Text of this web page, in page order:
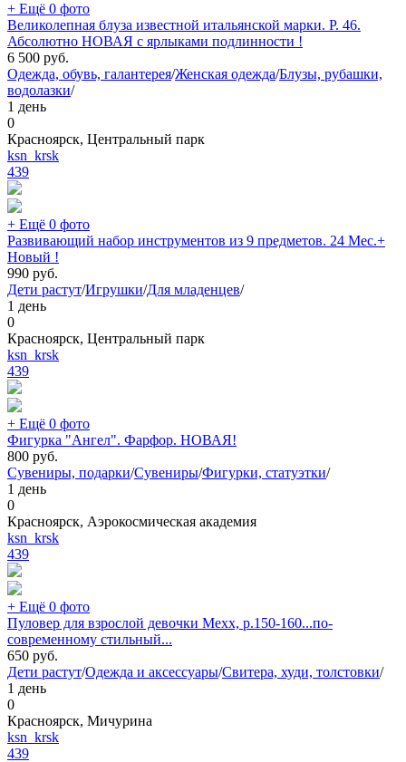
+ Ещё 0 фото
Великолепная блуза известной итальянской марки. Р. 46.
Абсолютно НОВАЯ с ярлыками подлинности !
6 500 руб.
Одежда, обувь, галантерея/Женская одежда/Блузы, рубашки,
водолазки/
1 день
0
Красноярск, Центральный парк
ksn_krsk
439
+ Ещё 0 фото
Развивающий набор инструментов из 9 предметов. 24 Мес.+
Новый !
990 руб.
Дети растут/Игрушки/Для младенцев/
1 день
0
Красноярск, Центральный парк
ksn_krsk
439
+ Ещё 0 фото
Фигурка "Ангел". Фарфор. НОВАЯ!
800 руб.
Сувениры, подарки/Сувениры/Фигурки, статуэтки/
1 день
0
Красноярск, Аэрокосмическая академия
ksn_krsk
439
+ Ещё 0 фото
Пуловер для взрослой девочки Mexx, р.150-160...по-
современному стильный...
650 руб.
Дети растут/Одежда и аксессуары/Свитера, худи, толстовки/
1 день
0
Красноярск, Мичурина
ksn_krsk
439